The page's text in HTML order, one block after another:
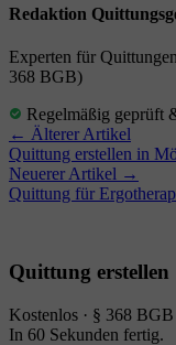
Redaktion
Experten für
368 BGB)
Regelmäßig geprüft
← Älterer Artikel
Quittung erstellen in
Neuerer Artikel →
Quittung für
Quittung erstellen
Kostenlos · § 368
In 60 Sekunden fertig.